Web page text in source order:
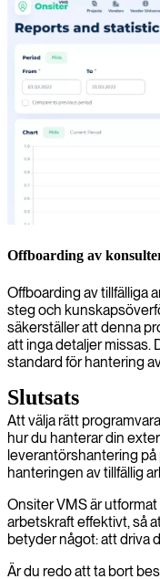
Offboarding av
Offboarding av tillfälliga
steg och
säkerställer att denna
att inga detaljer missas.
standard för hantering
Slutsats
Att välja rätt
hur du hanterar din
leverantörshantering
hanteringen av tillfällig
Onsiter VMS är
arbetskraft effektivt, så
betyder något: att driva
Är du redo att ta bort